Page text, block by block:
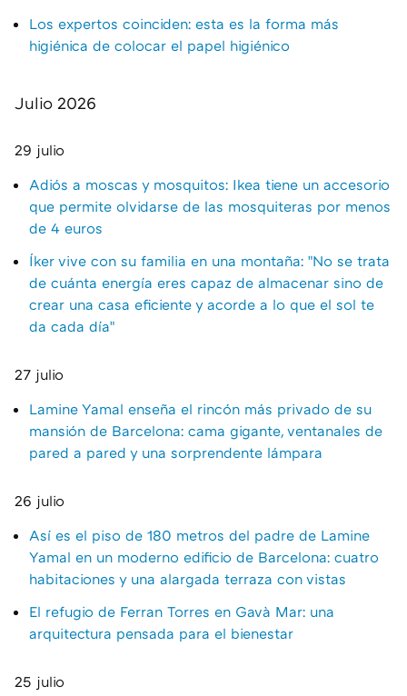
Los expertos coinciden: esta es la forma más
higiénica de colocar el papel higiénico
Julio 2026
29 julio
Adiós a moscas y mosquitos: Ikea tiene un accesorio
que permite olvidarse de las mosquiteras por menos
de 4 euros
Íker vive con su familia en una montaña: "No se trata
de cuánta energía eres capaz de almacenar sino de
crear una casa eficiente y acorde a lo que el sol te
da cada día"
27 julio
Lamine Yamal enseña el rincón más privado de su
mansión de Barcelona: cama gigante, ventanales de
pared a pared y una sorprendente lámpara
26 julio
Así es el piso de 180 metros del padre de Lamine
Yamal en un moderno edificio de Barcelona: cuatro
habitaciones y una alargada terraza con vistas
El refugio de Ferran Torres en Gavà Mar: una
arquitectura pensada para el bienestar
25 julio